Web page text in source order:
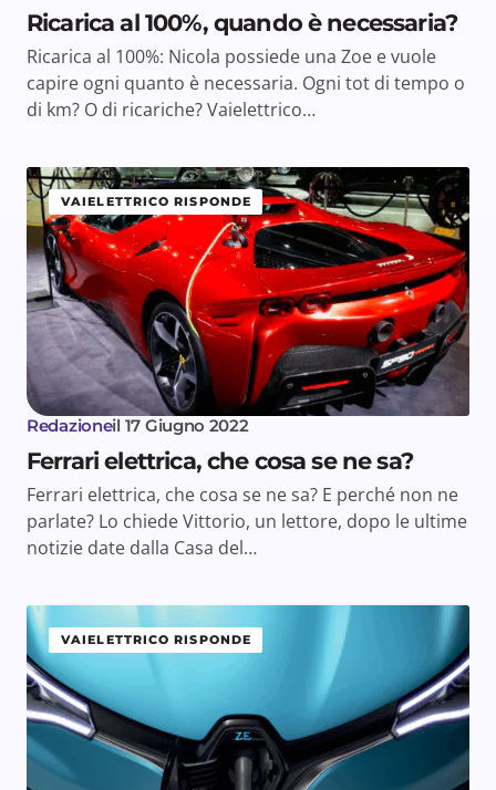
Ricarica al 100%, quando è necessaria?
Ricarica al 100%: Nicola possiede una Zoe e vuole
capire ogni quanto è necessaria. Ogni tot di tempo o
di km? O di ricariche? Vaielettrico…
VAIELETTRICO RISPONDE
Redazioneil 17 Giugno 2022
Ferrari elettrica, che cosa se ne sa?
Ferrari elettrica, che cosa se ne sa? E perché non ne
parlate? Lo chiede Vittorio, un lettore, dopo le ultime
notizie date dalla Casa del…
VAIELETTRICO RISPONDE